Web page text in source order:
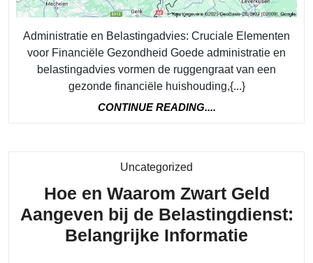
en
Administratie en Belastingadvies: Cruciale Elementen
voor Financiële Gezondheid Goede administratie en
belastingadvies vormen de ruggengraat van een
gezonde financiële huishouding,{...}
CONTINUE READING....
Uncategorized
Hoe en Waarom Zwart Geld
Aangeven bij de Belastingdienst:
Belangrijke Informatie